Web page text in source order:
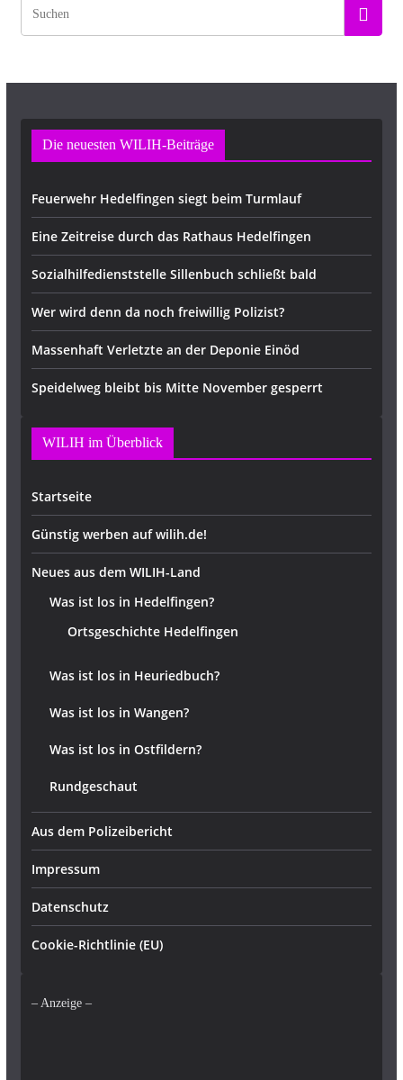
Die neuesten WILIH-Beiträge
Feuerwehr Hedelfingen siegt beim Turmlauf
Eine Zeitreise durch das Rathaus Hedelfingen
Sozialhilfedienststelle Sillenbuch schließt bald
Wer wird denn da noch freiwillig Polizist?
Massenhaft Verletzte an der Deponie Einöd
Speidelweg bleibt bis Mitte November gesperrt
WILIH im Überblick
Startseite
Günstig werben auf wilih.de!
Neues aus dem WILIH-Land
Was ist los in Hedelfingen?
Ortsgeschichte Hedelfingen
Was ist los in Heuriedbuch?
Was ist los in Wangen?
Was ist los in Ostfildern?
Rundgeschaut
Aus dem Polizeibericht
Impressum
Datenschutz
Cookie-Richtlinie (EU)
– Anzeige –